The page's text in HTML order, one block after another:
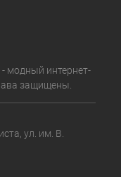
модный интернет-
защищены.
ул. им. В.